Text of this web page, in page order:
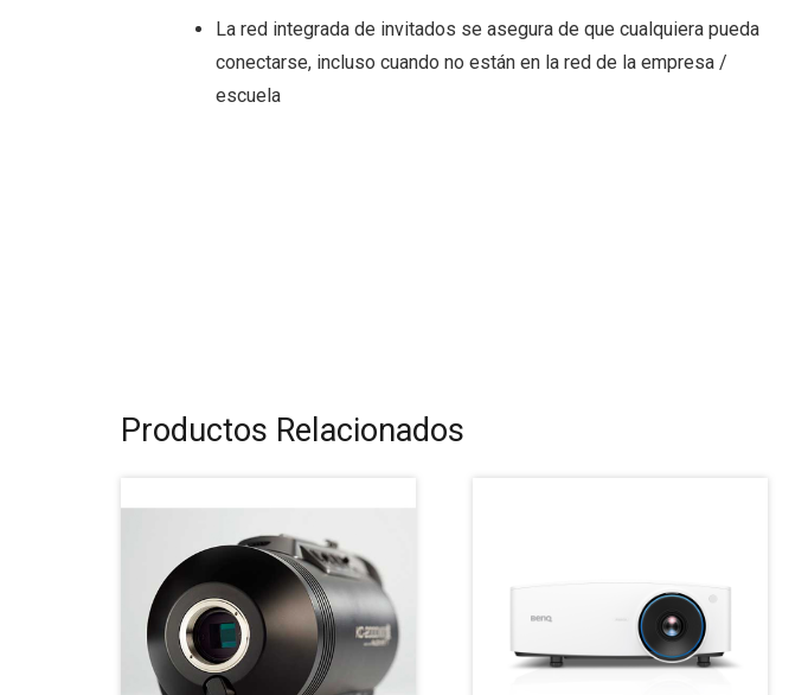
La red integrada de invitados se asegura de que cualquiera pueda
conectarse, incluso cuando no están en la red de la empresa /
escuela
Productos Relacionados